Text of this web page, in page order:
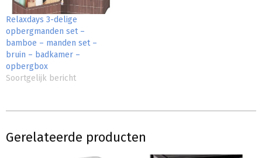
Relaxdays 3-delige
opbergmanden set –
bamboe – manden set –
bruin – badkamer –
opbergbox
Soortgelijk bericht
Gerelateerde producten